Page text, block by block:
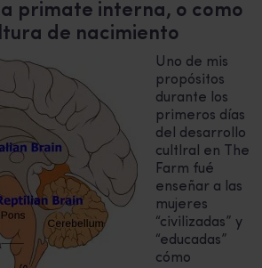
primate interna, o como
de nacimiento
Uno de mis
propósitos
durante los
primeros días
del desarrollo
cultlral en The
Farm fué
enseñar a las
mujeres
“civilizadas” y
“educadas”
cómo